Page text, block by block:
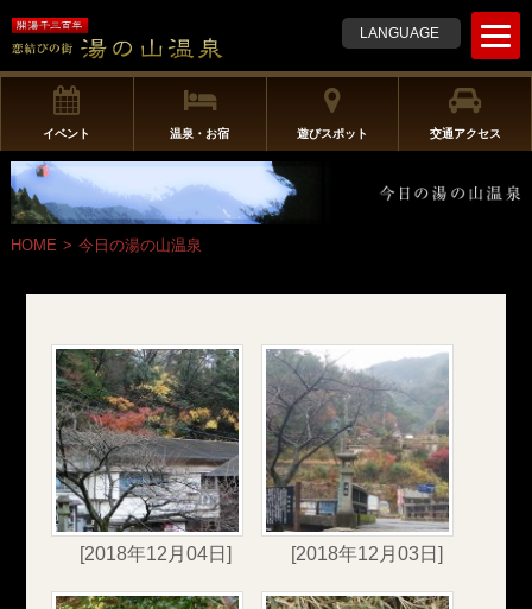
t
o
g
l
n
LANGUAGE
イベント 温泉・お宿 遊びスポット 交通アクセス
HOME > 今日の湯の山温泉
[2018年12月04日] [2018年12月03日]